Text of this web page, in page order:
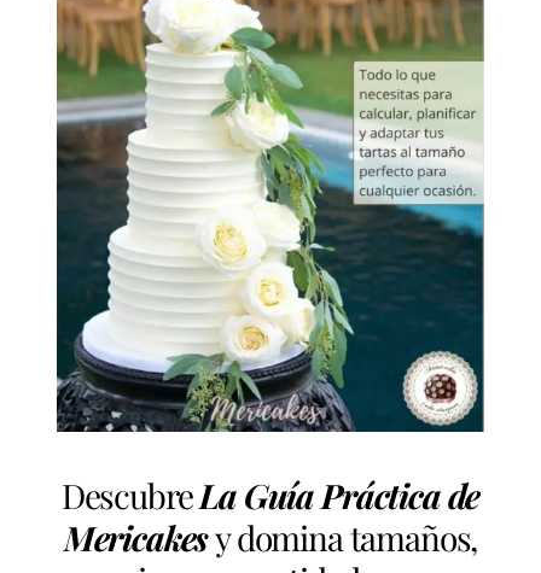
DescubreLa Guía Práctica de
Mericakesy domina tamaños,